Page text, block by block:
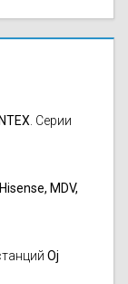
. Серии
Hisense, MDV,
Oj